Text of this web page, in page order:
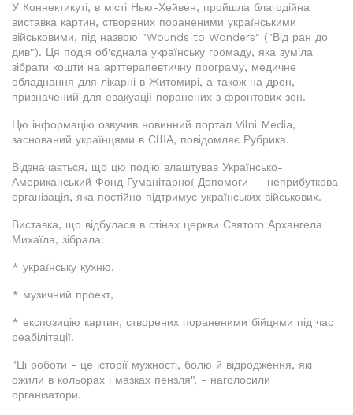
У Коннектикуті, в місті Нью-Хейвен, пройшла благодійна
виставка картин, створених пораненими українськими
військовими, під назвою "Wounds to Wonders" ("Від ран до
див"). Ця подія об'єднала українську громаду, яка зуміла
зібрати кошти на арттерапевтичну програму, медичне
обладнання для лікарні в Житомирі, а також на дрон,
призначений для евакуації поранених з фронтових зон.
Цю інформацію озвучив новинний портал Vilni Media,
заснований українцями в США, повідомляє Рубрика.
Відзначається, що цю подію влаштував Українсько-
Американський Фонд Гуманітарної Допомоги — неприбуткова
організація, яка постійно підтримує українських військових.
Виставка, що відбулася в стінах церкви Святого Архангела
Михаїла, зібрала:
* українську кухню,
* музичний проект,
* експозицію картин, створених пораненими бійцями під час
реабілітації.
"Ці роботи - це історії мужності, болю й відродження, які
ожили в кольорах і мазках пензля", - наголосили
організатори.